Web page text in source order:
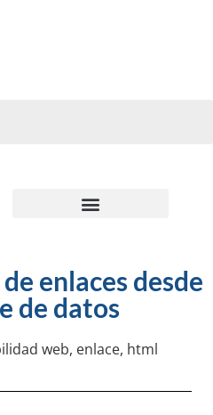
enlaces desde
de datos
web, enlace, html